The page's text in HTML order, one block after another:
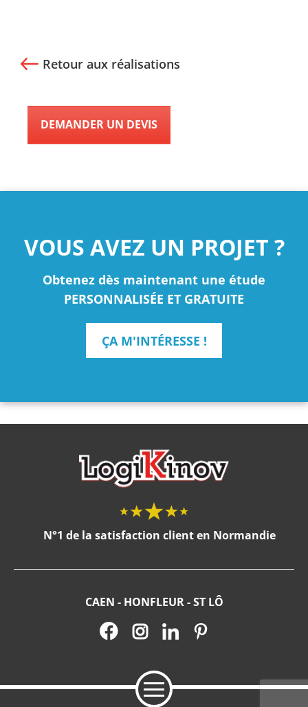
Retour aux réalisations
DEMANDER UN DEVIS
VOUS AVEZ UN PROJET ?
Obtenez dès maintenant une étude
PERSONNALISÉE ET GRATUITE
ÇA M'INTÉRESSE !
N°1 de la satisfaction client en Normandie
CAEN - HONFLEUR - ST LÔ